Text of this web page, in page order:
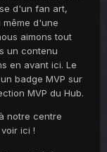
d'un fan art,
d'une
aimons tout
un contenu
en avant ici. Le
badge MVP sur
MVP du Hub.
notre centre
ici !